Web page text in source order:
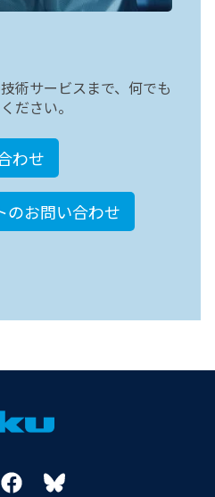
術サービスまで、何でも
ださい。
わせ
のお問い合わせ
FacebookBluesky